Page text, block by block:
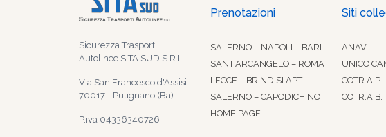
Sicurezza Trasporti
Autolinee SITA SUD S.R.L.
Via San Francesco d'Assisi -
70017 - Putignano (Ba)
P.iva 04336340726
Prenotazioni
SALERNO – NAPOLI – BARI
SANT’ARCANGELO – ROMA
LECCE – BRINDISI APT
SALERNO – CAPODICHINO
HOME PAGE
Siti
ANAV
UNICO
COTR.A.P.
COTR.A.B.